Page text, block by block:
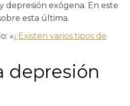
depresión exógena. En este
esta última.
«¿Existen varios tipos de
depresión